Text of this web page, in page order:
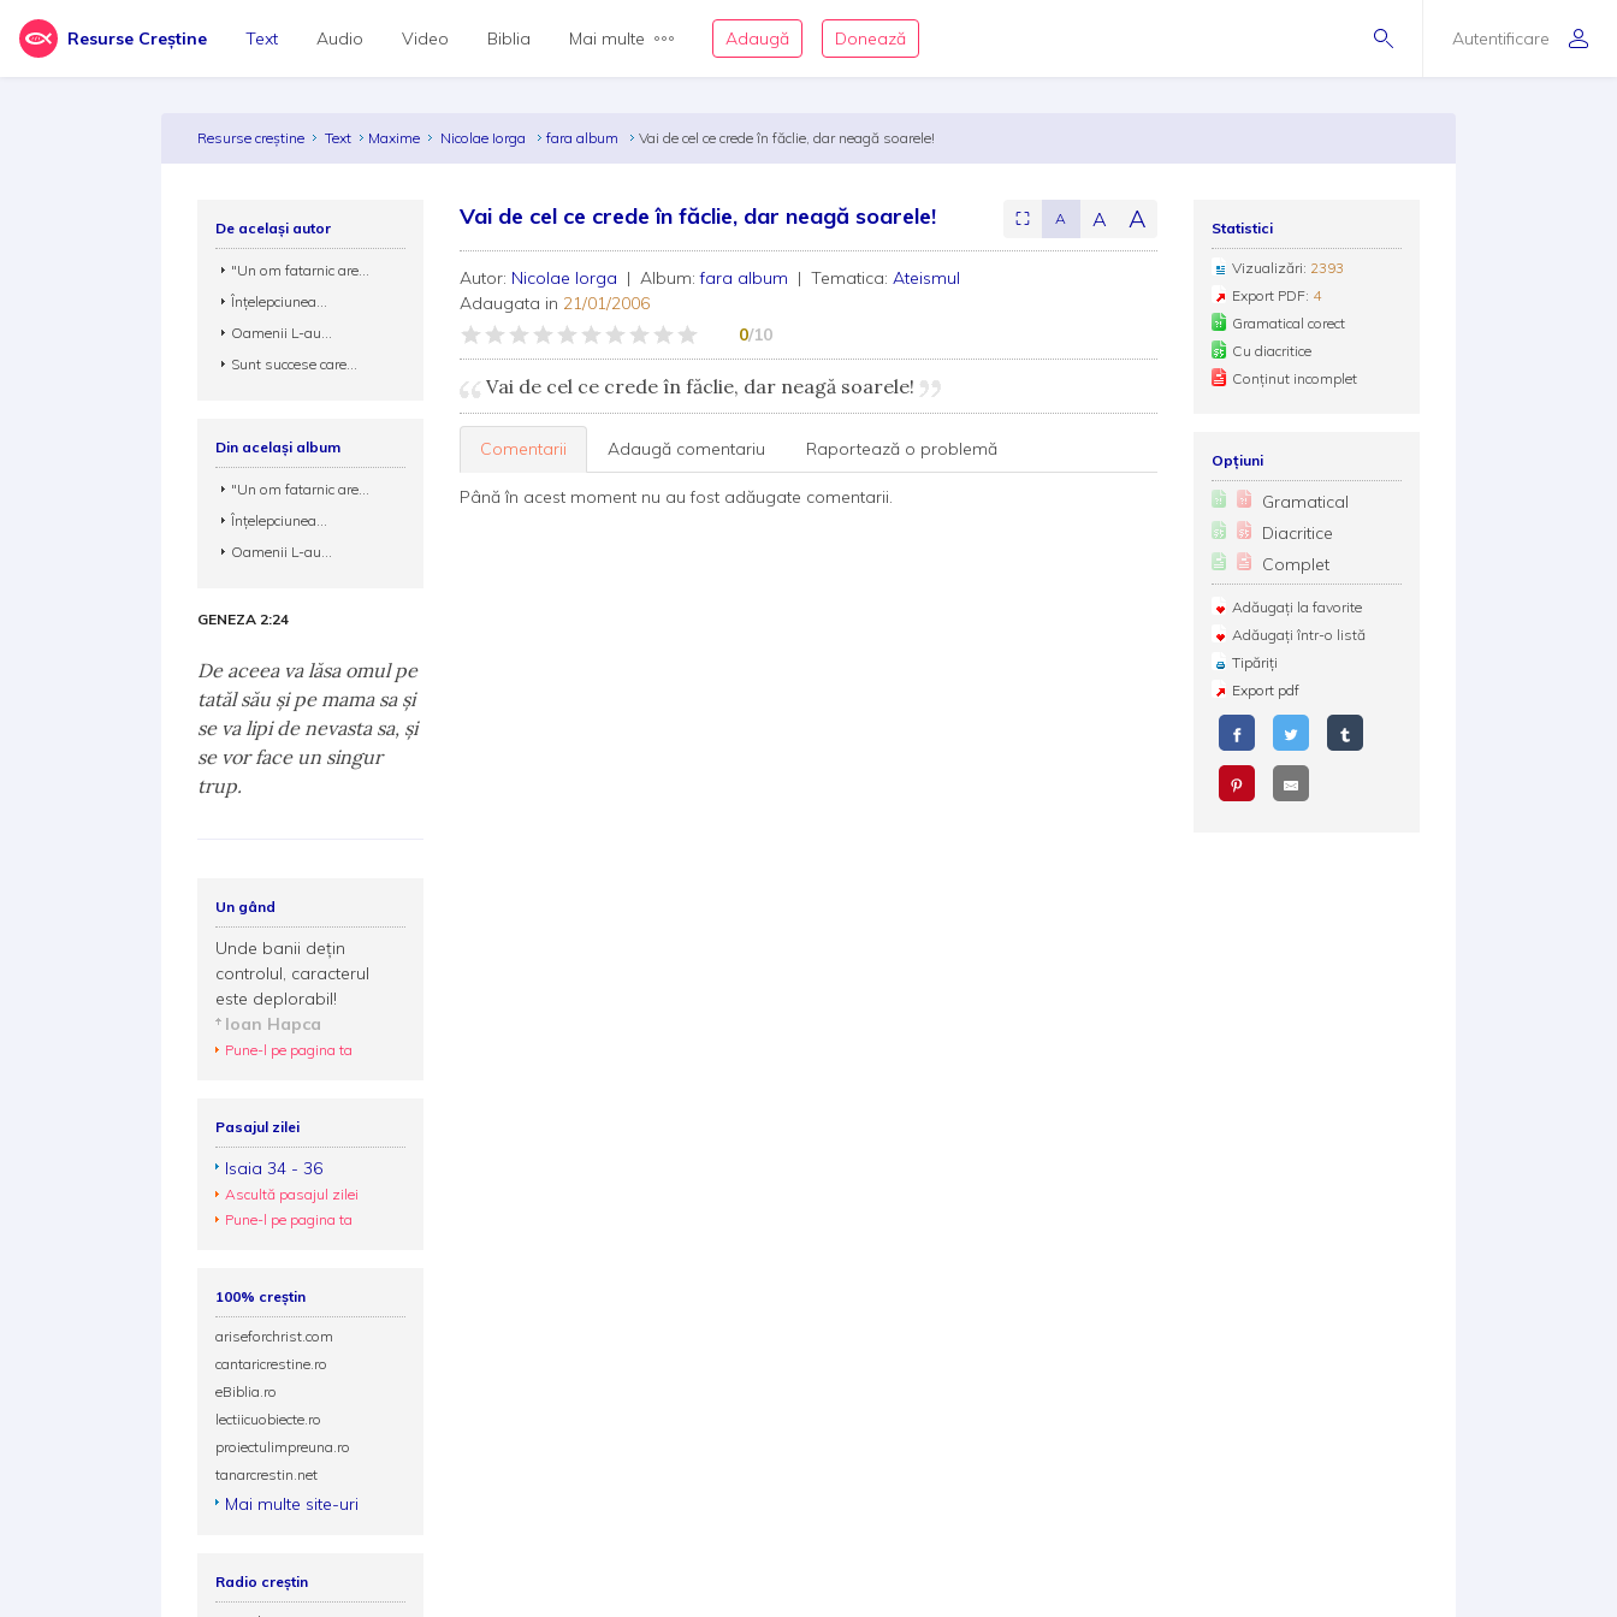
Resurse Creștine Autentificare
Text Audio Video Biblia Mai multe Adaugă Donează
Resurse creștine Text Maxime Nicolae Iorga fara album Vai de cel ce crede în făclie, dar neagă soarele!
Vai de cel ce crede în făclie, dar neagă soarele! ⛶ A A A
Autor: Nicolae Iorga | Album:fara album | Tematica:Ateismul
Adaugata in 21/01/2006
0/10
Vai de cel ce crede în făclie, dar neagă soarele!
Comentarii Adaugă comentariu Raportează o problemă
Până în acest moment nu au fost adăugate comentarii.
Statistici
Vizualizări: 2393
Export PDF: 4
Gramatical corect
Cu diacritice
Conținut incomplet
Opțiuni
Gramatical
Diacritice
Complet
Adăugați la favorite
Adăugați într-o listă
Tipăriți
Export pdf
De același autor
"Un om fatarnic are...
Înţelepciunea...
Oamenii L-au...
Sunt succese care...
Din același album
"Un om fatarnic are...
Înţelepciunea...
Oamenii L-au...
GENEZA 2:24
De aceea va lăsa omul pe
tatăl său şi pe mama sa şi
se va lipi de nevasta sa, şi
se vor face un singur
trup.
Un gând
Unde banii dețin
controlul, caracterul
este deplorabil!
Ioan Hapca
Pune-l pe pagina ta
Pasajul zilei
Isaia 34 - 36
Ascultă pasajul zilei
Pune-l pe pagina ta
100% creștin
ariseforchrist.com
cantaricrestine.ro
eBiblia.ro
lectiicuobiecte.ro
proiectulimpreuna.ro
tanarcrestin.net
Mai multe site-uri
Radio creștin